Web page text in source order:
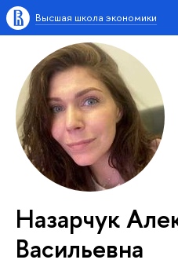
Высшая школа экономики
Назарчук
Васильевна